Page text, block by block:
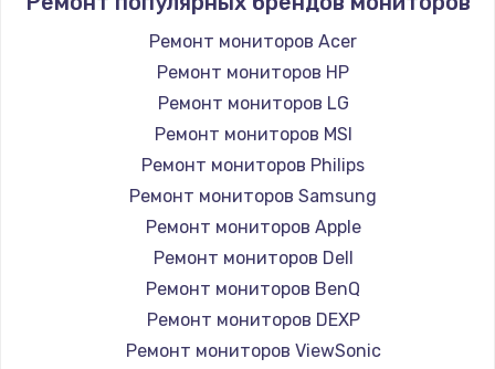
725 руб.
Заказать
Замена вебкамеры
1260 руб.
Заказать
Ремонт петель крышки
990 руб.
Заказать
Ремонт мониторов Acer
Ремонт мониторов HP
Ремонт мониторов LG
Ремонт мониторов MSI
Ремонт мониторов Philips
Ремонт мониторов Samsung
Ремонт мониторов Apple
Ремонт мониторов Dell
Ремонт мониторов BenQ
Ремонт мониторов DEXP
Ремонт мониторов ViewSonic